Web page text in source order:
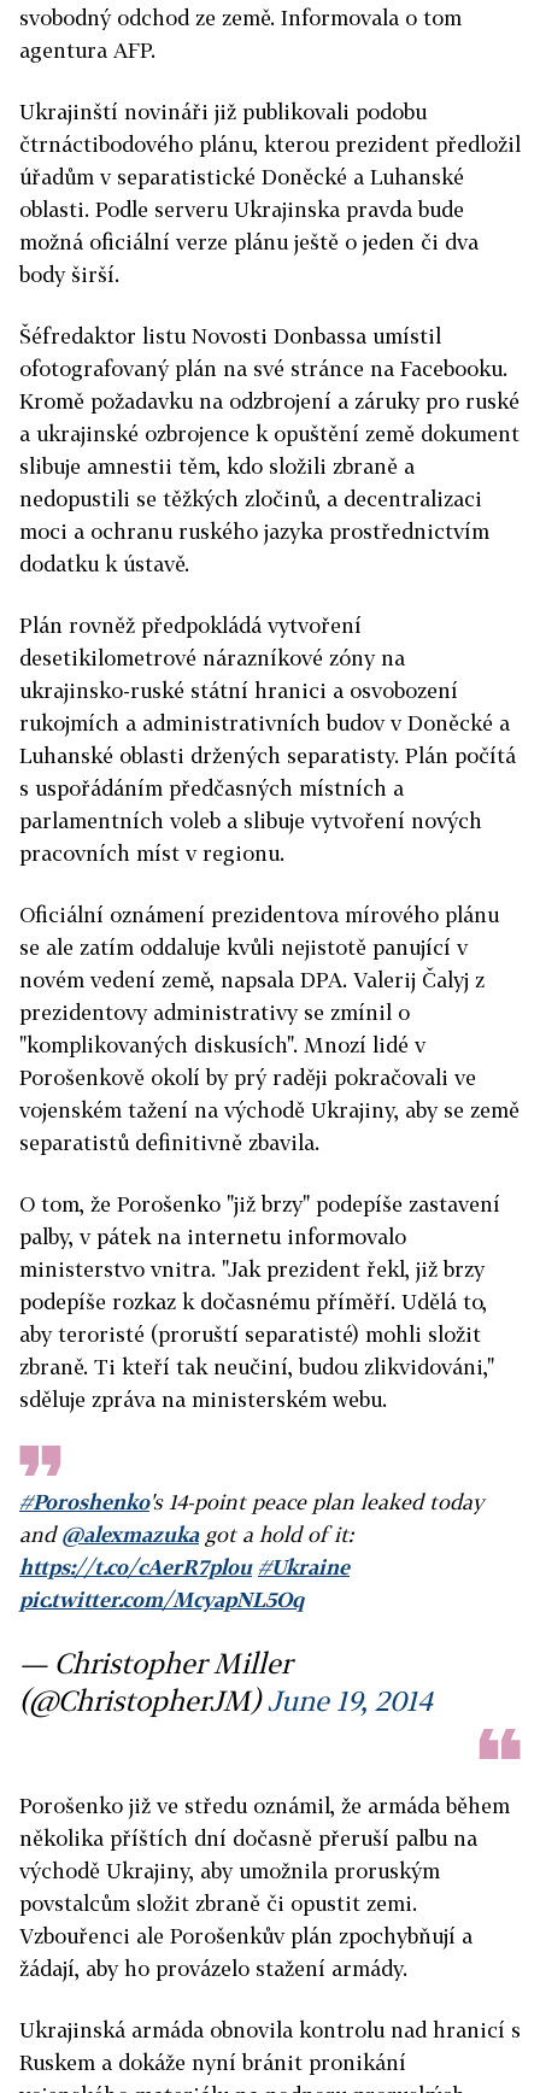
svobodný odchod ze země. Informovala o tom
agentura AFP.
Ukrajinští novináři již publikovali podobu
čtrnáctibodového plánu, kterou prezident předložil
úřadům v separatistické Doněcké a Luhanské
oblasti. Podle serveru Ukrajinska pravda bude
možná oficiální verze plánu ještě o jeden či dva
body širší.
Šéfredaktor listu Novosti Donbassa umístil
ofotografovaný plán na své stránce na Facebooku.
Kromě požadavku na odzbrojení a záruky pro ruské
a ukrajinské ozbrojence k opuštění země dokument
slibuje amnestii těm, kdo složili zbraně a
nedopustili se těžkých zločinů, a decentralizaci
moci a ochranu ruského jazyka prostřednictvím
dodatku k ústavě.
Plán rovněž předpokládá vytvoření
desetikilometrové nárazníkové zóny na
ukrajinsko-ruské státní hranici a osvobození
rukojmích a administrativních budov v Doněcké a
Luhanské oblasti držených separatisty. Plán počítá
s uspořádáním předčasných místních a
parlamentních voleb a slibuje vytvoření nových
pracovních míst v regionu.
Oficiální oznámení prezidentova mírového plánu
se ale zatím oddaluje kvůli nejistotě panující v
novém vedení země, napsala DPA. Valerij Čalyj z
prezidentovy administrativy se zmínil o
"komplikovaných diskusích". Mnozí lidé v
Porošenkově okolí by prý raději pokračovali ve
vojenském tažení na východě Ukrajiny, aby se země
separatistů definitivně zbavila.
O tom, že Porošenko "již brzy" podepíše zastavení
palby, v pátek na internetu informovalo
ministerstvo vnitra. "Jak prezident řekl, již brzy
podepíše rozkaz k dočasnému příměří. Udělá to,
aby teroristé (proruští separatisté) mohli složit
zbraně. Ti kteří tak neučiní, budou zlikvidováni,"
sděluje zpráva na ministerském webu.
#Poroshenko's 14-point peace plan leaked today
and@alexmazukagot a hold of it:
https://t.co/cAerR7plou #Ukraine
pic.twitter.com/McyapNL5Oq
— Christopher Miller
(@ChristopherJM)June 19, 2014
Porošenko již ve středu oznámil, že armáda během
několika příštích dní dočasně přeruší palbu na
východě Ukrajiny, aby umožnila proruským
povstalcům složit zbraně či opustit zemi.
Vzbouřenci ale Porošenkův plán zpochybňují a
žádají, aby ho provázelo stažení armády.
Ukrajinská armáda obnovila kontrolu nad hranicí s
Ruskem a dokáže nyní bránit pronikání